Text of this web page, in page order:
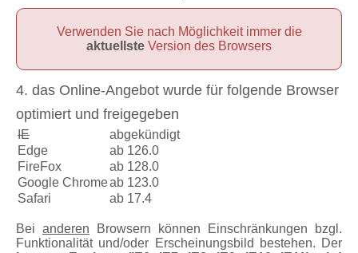
Verwenden Sie nach Möglichkeit immer die
aktuellste Version des Browsers
4. das Online-Angebot wurde für folgende Browser
optimiert und freigegeben
IE
abgekündigt
Edge
ab 126.0
FireFox
ab 128.0
Google Chromeab 123.0
Safari
ab 17.4
Bei anderen Browsern können Einschränkungen bzgl.
Funktionalität und/oder Erscheinungsbild bestehen. Der